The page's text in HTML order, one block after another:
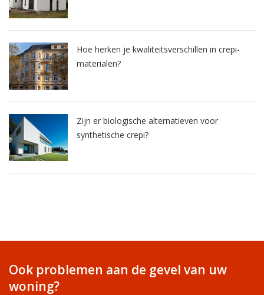
Hoe herken je kwaliteitsverschillen in crepi-
materialen?
Zijn er biologische alternatieven voor
synthetische crepi?
Ook problemen aan de gevel van uw
woning?